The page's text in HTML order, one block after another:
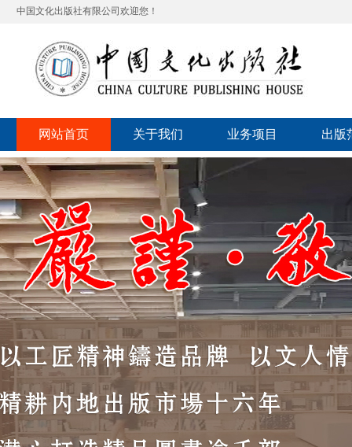
中国文化出版社有限公司欢迎您！
网站首页 关于我们 业务项目 出版